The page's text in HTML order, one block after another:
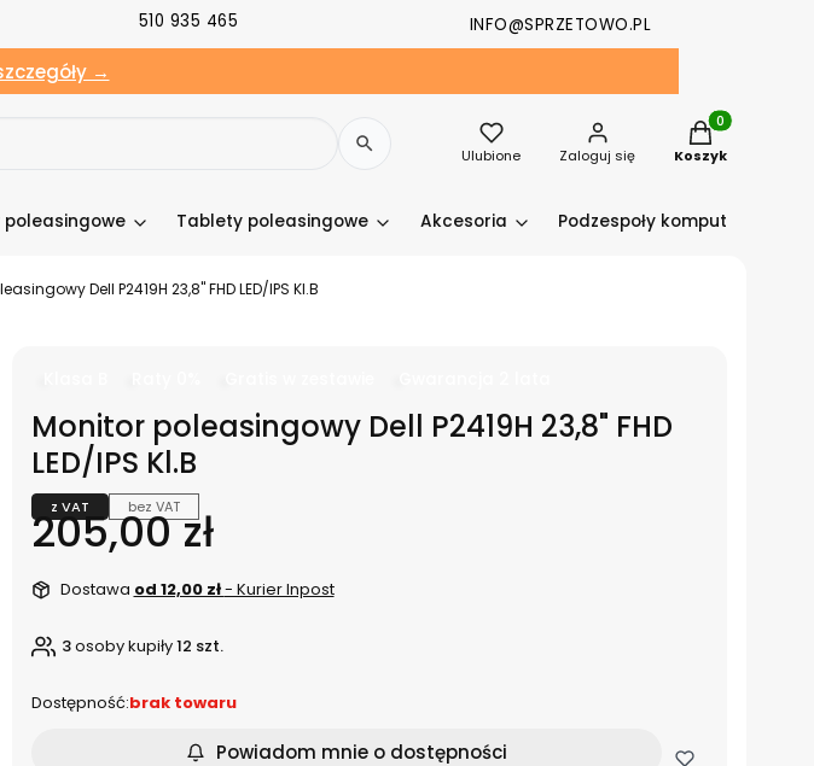
510 935 465 INFO@SPRZETOWO.PL
→
Ulubione Zaloguj się
Produkty w
Koszyk
Tablety poleasingowe Akcesoria Podzespoły komputerowe
Dell P2419H 23,8" FHD LED/IPS Kl.B
Monitor poleasingowy Dell P2419H 23,8" FHD
LED/IPS Kl.B
z VAT bez VAT
Cena
205,00 zł
Dostawa od 12,00 zł- Kurier Inpost
3osoby kupiły12 szt.
Dostępność:brak towaru
Powiadom mnie o dostępności